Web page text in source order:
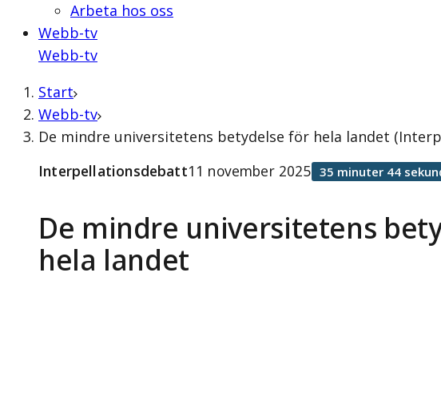
Arbeta hos oss
Webb-tv
Webb-tv
Start
Webb-tv
De mindre universitetens betydelse för hela landet
De mindre universitetens
hela landet
Interpellationsdebatt11 november 2025 35 minuter 44